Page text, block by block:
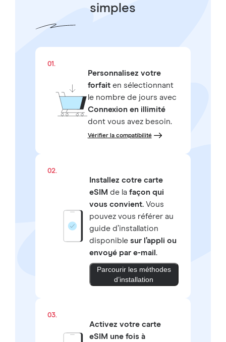
simples
01.
Personnalisez votre
forfaiten sélectionnant
le nombre de jours avec
Connexion en illimité
dont vous avez besoin.
Vérifier la compatibilité
02.
Installez cotre carte
eSIM de la façon qui
vous convient.Vous
pouvez vous référer au
guide d’installation
disponible sur l’appli ou
envoyé par e-mail .
Parcourir les méthodes
d’installation
03.
Activez votre carte
eSIM une fois à